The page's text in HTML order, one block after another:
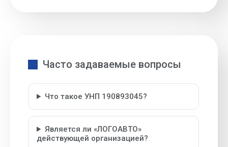
Часто задаваемые вопросы
Что такое УНП 190893045?
Является ли «ЛОГОАВТО»
действующей организацией?